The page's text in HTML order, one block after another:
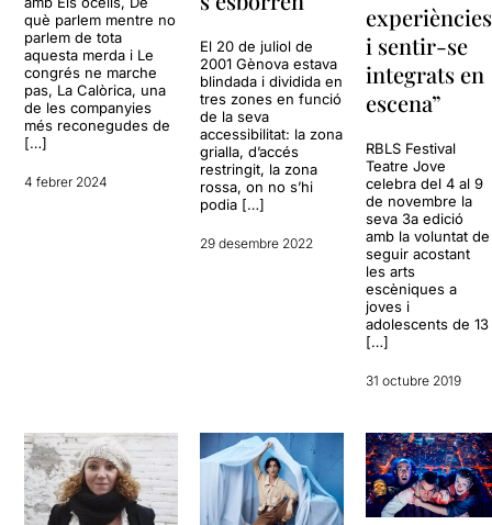
què parlem mentre no
parlem de tota
aquesta merda i Le
congrés ne marche
pas, La Calòrica, una
de les companyies
més reconegudes de
[…]
4 febrer 2024
El 20 de juliol de
2001 Gènova estava
blindada i dividida en
tres zones en funció
de la seva
accessibilitat: la zona
grialla, d’accés
restringit, la zona
rossa, on no s’hi
podia […]
29 desembre 2022
experiències
i sentir-se
integrats en
escena”
RBLS Festival
Teatre Jove
celebra del 4 al 9
de novembre la
seva 3a edició
amb la voluntat de
seguir acostant
les arts
escèniques a
joves i
adolescents de 13
[…]
31 octubre 2019